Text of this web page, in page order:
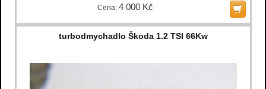
Cena: 4 000 Kč
turbodmychadlo Škoda 1.2 TSI 66Kw